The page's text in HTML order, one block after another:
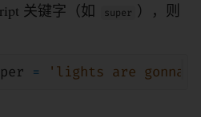
关键字（如
super ），则
= 'lights are gonna